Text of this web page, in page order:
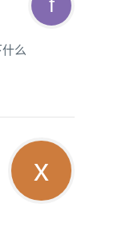
么